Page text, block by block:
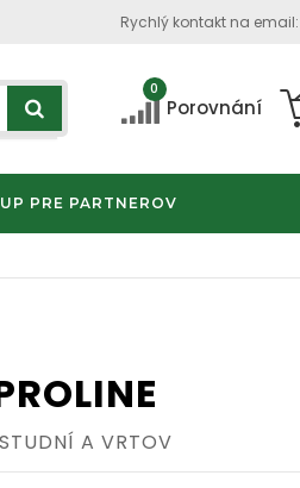
Rychlý kontakt na email:
0
Porovnání
PRE PARTNEROV
A VRTOV